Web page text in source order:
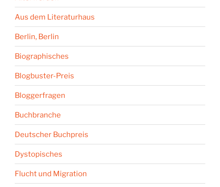
Aus dem Literaturhaus
Berlin, Berlin
Biographisches
Blogbuster-Preis
Bloggerfragen
Buchbranche
Deutscher Buchpreis
Dystopisches
Flucht und Migration